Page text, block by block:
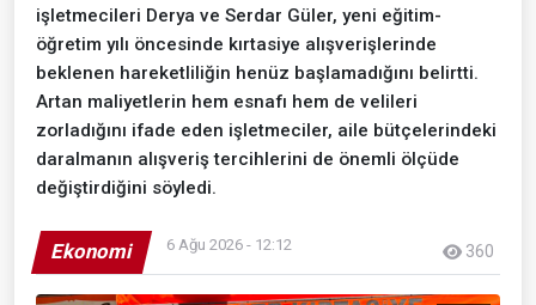
işletmecileri Derya ve Serdar Güler, yeni eğitim-
öğretim yılı öncesinde kırtasiye alışverişlerinde
beklenen hareketliliğin henüz başlamadığını belirtti.
Artan maliyetlerin hem esnafı hem de velileri
zorladığını ifade eden işletmeciler, aile bütçelerindeki
daralmanın alışveriş tercihlerini de önemli ölçüde
değiştirdiğini söyledi.
Ekonomi 6 Ağu 2026 - 12:12 360